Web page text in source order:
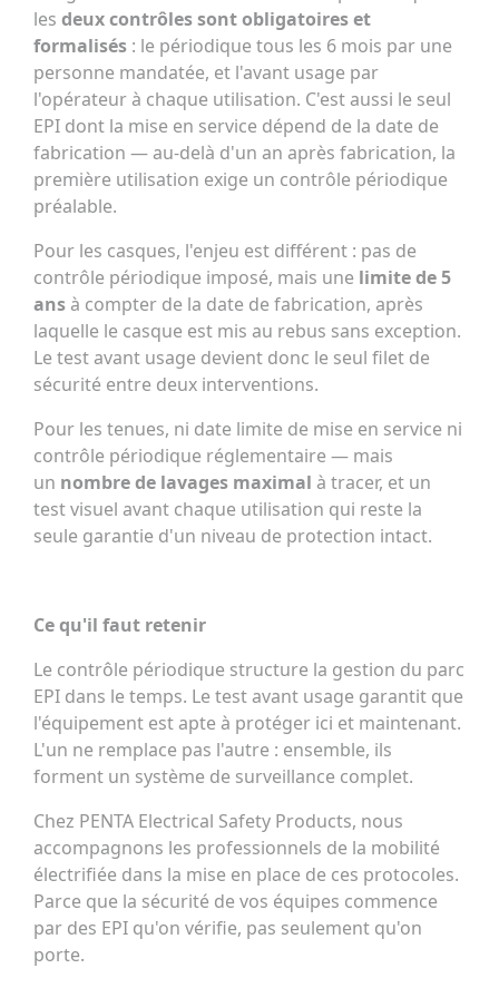
les deux contrôles sont obligatoires et
formalisés : le périodique tous les 6 mois par une
personne mandatée, et l'avant usage par
l'opérateur à chaque utilisation. C'est aussi le seul
EPI dont la mise en service dépend de la date de
fabrication — au-delà d'un an après fabrication, la
première utilisation exige un contrôle périodique
préalable.
Pour les casques, l'enjeu est différent : pas de
contrôle périodique imposé, mais une limite de 5
ans à compter de la date de fabrication, après
laquelle le casque est mis au rebus sans exception.
Le test avant usage devient donc le seul filet de
sécurité entre deux interventions.
Pour les tenues, ni date limite de mise en service ni
contrôle périodique réglementaire — mais
un nombre de lavages maximal à tracer, et un
test visuel avant chaque utilisation qui reste la
seule garantie d'un niveau de protection intact.
Ce qu'il faut retenir
Le contrôle périodique structure la gestion du parc
EPI dans le temps. Le test avant usage garantit que
l'équipement est apte à protéger ici et maintenant.
L'un ne remplace pas l'autre : ensemble, ils
forment un système de surveillance complet.
Chez PENTA Electrical Safety Products, nous
accompagnons les professionnels de la mobilité
électrifiée dans la mise en place de ces protocoles.
Parce que la sécurité de vos équipes commence
par des EPI qu'on vérifie, pas seulement qu'on
porte.